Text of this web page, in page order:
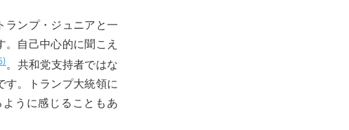
ランプ・ジュニアと一
自己中心的に聞こえ
。共和党支持者ではな
す。トランプ大統領に
うに感じることもあ